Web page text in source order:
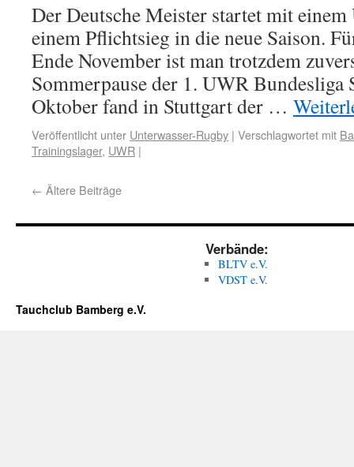
Der Deutsche Meister startet mit einem
einem Pflichtsieg in die neue Saison.
Ende November ist man trotzdem
Sommerpause der 1. UWR
Oktober fand in Stuttgart der …
Veröffentlicht unter Unterwasser-Rugby | Verschlagwortet mit
Trainingslager, UWR |
← Ältere Beiträge
Verbände:
BLTV e.V.
VDST e.V.
Tauchclub Bamberg e.V.